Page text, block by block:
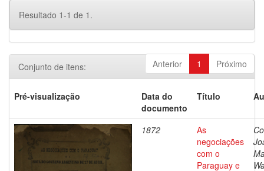
Resultado 1-1 de 1.
Anterior 1 Próximo
Conjunto de itens:
Pré-visualização
Data do
documento
Título
1872
As
negociações
com o
Paraguay e